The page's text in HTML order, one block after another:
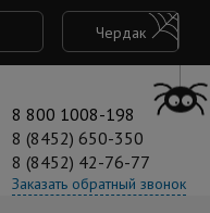
Чердак
8 800 1008-198
8 (8452) 650-350
8 (8452) 42-76-77
Заказать обратный звонок